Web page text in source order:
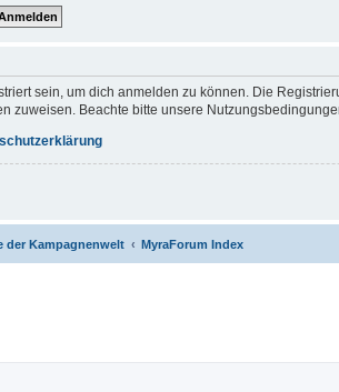
sein, um dich anmelden zu können. Die
zuweisen. Beachte bitte unsere
der Kampagnenwelt MyraForum Index